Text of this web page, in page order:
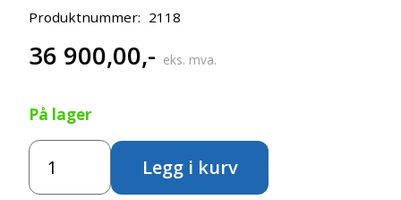
Produktnummer: 2118
36 900,00,- eks. mva.
På lager
Huskestativ
fuglereder
Legg i kurv